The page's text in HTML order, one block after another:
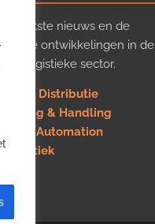
laatste nieuws en de
ontwikkelingen in de
logistieke sector.
& Distributie
& Handling
& Automation
logistiek